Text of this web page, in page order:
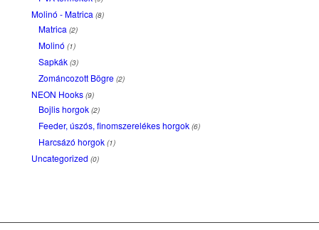
Molinó - Matrica (8)
Matrica (2)
Molinó (1)
Sapkák (3)
Zománcozott Bögre (2)
NEON Hooks (9)
Bojlis horgok (2)
Feeder, úszós, finomszerelékes horgok (6)
Harcsázó horgok (1)
Uncategorized (0)